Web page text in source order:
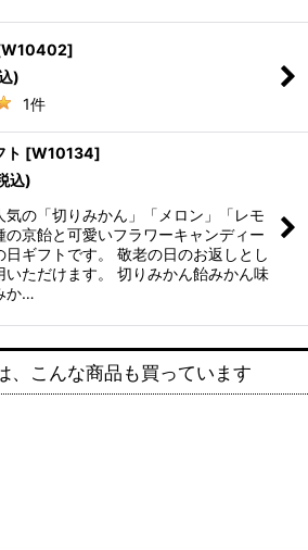
W10402]
)
1件
ト [W10134]
込)
気の「切りみかん」「メロン」「レモ
の京飴と可愛いフラワーキャンディー
日ギフトです。 敬老の日のお返しとし
いただけます。 切りみかん飴みかん味
か…
、こんな商品も買っています